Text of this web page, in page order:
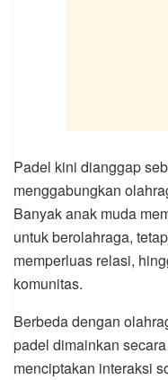
Padel kini dianggap
menggabungkan
Banyak anak muda
untuk berolahraga,
memperluas relasi,
komunitas.
Berbeda dengan
padel dimainkan
menciptakan interaksi